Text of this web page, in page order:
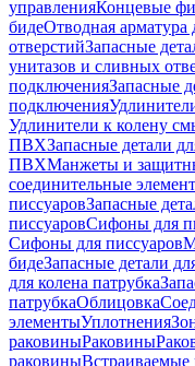
управленияКонцевые
бидеОтводная арматура
отверстийЗапасные
унитазов и сливных
подключенияЗапасные
подключения
Удлинители к колену
ПВХЗапасные детали
ПВХМанжеты и
соединительные
писсуаровЗапасные
писсуаровCифоны для
Cифоны для писсуаров
бидеЗапасные детали
для колена патрубка
патрубкаОблицовка
элементыУплотнения
раковиныРаковины
раковиныВстраиваемые